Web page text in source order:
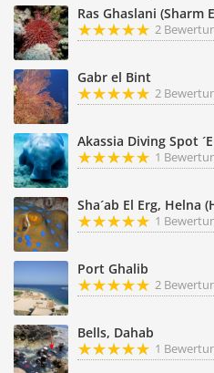
Ras Ghaslani (Sharm
2
Gabr el Bint
2
Akassia Diving Spot
1
Sha´ab El Erg, Helna
1
Port Ghalib
2
Bells, Dahab
1